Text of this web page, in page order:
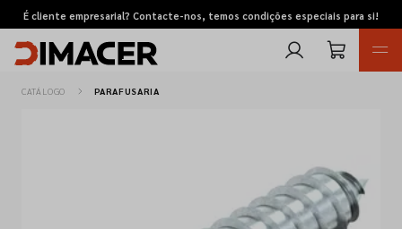
É cliente empresarial? Contacte-nos, temos condições especiais para si!
CATÁLOGO PARAFUSARIA